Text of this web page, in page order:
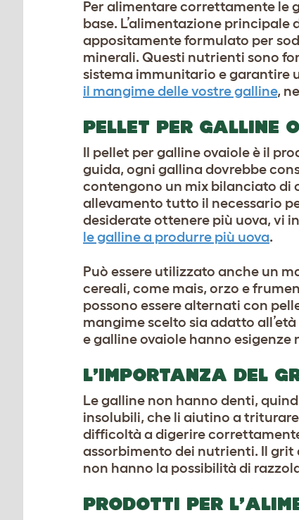
Per alimentare correttamente le
base. L’alimentazione
appositamente formulato per
minerali. Questi nutrienti sono
sistema immunitario e garantire
il mangime delle vostre galline,
PELLET PER GALLINE
Il pellet per galline ovaiole è il
guida, ogni gallina dovrebbe
contengono un mix bilanciato di
allevamento tutto il necessario
desiderate ottenere più uova, vi
le galline a produrre più uova.
Può essere utilizzato anche un
cereali, come mais, orzo e
possono essere alternati con
mangime scelto sia adatto
e galline ovaiole hanno esigenze
L’IMPORTANZA DEL
Le galline non hanno denti,
insolubili, che li aiutino a
difficoltà a digerire
assorbimento dei nutrienti. Il grit
non hanno la possibilità di
PRODOTTI PER